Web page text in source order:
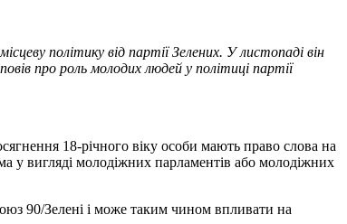
політику від партії Зелених. У листопаді він
про роль молодих людей у політиці партії
18-річного віку особи мають право слова на
у вигляді молодіжних парламентів або молодіжних
90/Зелені і може таким чином впливати на